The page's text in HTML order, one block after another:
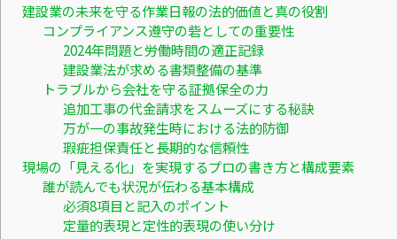
建設業の未来を守る作業日報の法的価値と真の役割
コンプライアンス遵守の砦としての重要性
2024年問題と労働時間の適正記録
建設業法が求める書類整備の基準
トラブルから会社を守る証拠保全の力
追加工事の代金請求をスムーズにする秘訣
万が一の事故発生時における法的防御
瑕疵担保責任と長期的な信頼性
現場の「見える化」を実現するプロの書き方と構成要素
誰が読んでも状況が伝わる基本構成
必須8項目と記入のポイント
定量的表現と定性的表現の使い分け